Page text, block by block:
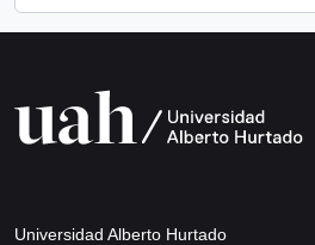
Universidad Alberto Hurtado